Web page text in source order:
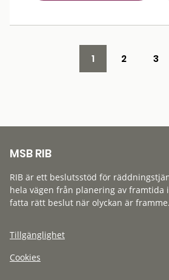
1 2 3
MSB RIB
RIB är ett beslutsstöd för
hela vägen från planering av framtida
fatta rätt beslut när olyckan är framme.
Tillgänglighet
Cookies